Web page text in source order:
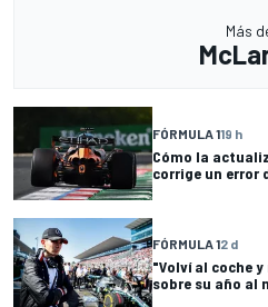
Más
FÓRMULA 119 h
Cómo la
corrige un error
FÓRMULA 12 d
"Volví al coche
sobre su año al